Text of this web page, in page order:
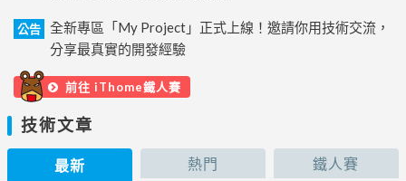
公告
全新專區「My Project」正式上線！邀請你用技術交流，
分享最真實的開發經驗
前往 iThome鐵人賽
技術文章
最新 熱門 鐵人賽